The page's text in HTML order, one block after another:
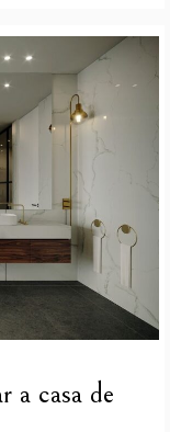
a casa de